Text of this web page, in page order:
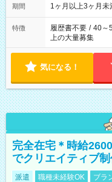
期間 1ヶ月以上3ヶ月
特徴 履歴書不要 / 40～
上の大量募集
気になる！
完全在宅＊時給
でクリエイティブ
派遣 職種未経験OK ブラ